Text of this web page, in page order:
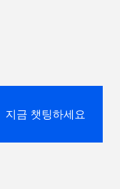
지금 챗팅하세요